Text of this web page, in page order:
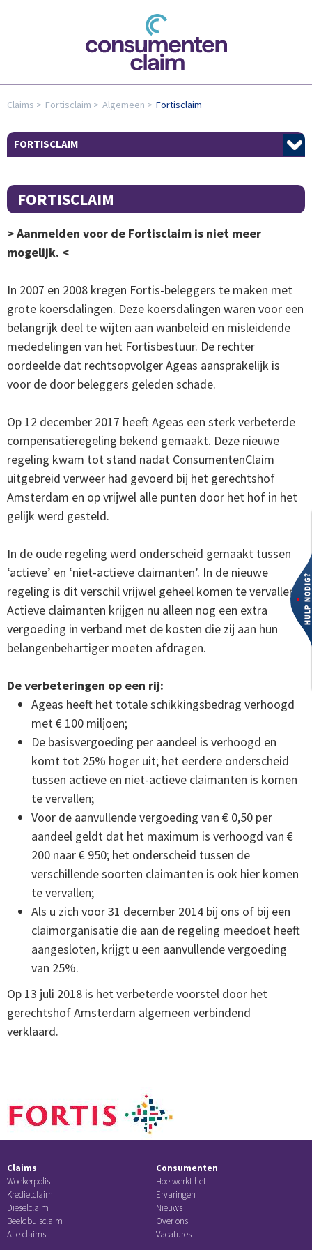
Claims Fortisclaim Algemeen Fortisclaim
FORTISCLAIM
FORTISCLAIM
​> Aanmelden voor de Fortisclaim is niet meer
mogelijk. <
In 2007 en 2008 kregen Fortis-beleggers te maken met
grote koersdalingen. Deze koersdalingen waren voor een
belangrijk deel te wijten aan wanbeleid en misleidende
mededelingen van het Fortisbestuur. De rechter
oordeelde dat rechtsopvolger Ageas aansprakelijk is
voor de door beleggers geleden schade.
Op 12 december 2017 heeft Ageas een sterk verbeterde
compensatieregeling bekend gemaakt. Deze nieuwe
regeling kwam tot stand nadat ConsumentenClaim
uitgebreid verweer had gevoerd bij het gerechtshof
Amsterdam en op vrijwel alle punten door het hof in het
gelijk werd gesteld.
In de oude regeling werd onderscheid gemaakt tussen
‘actieve’ en ‘niet-actieve claimanten’. In de nieuwe
regeling is dit verschil vrijwel geheel komen te vervallen.
Actieve claimanten krijgen nu alleen nog een extra
vergoeding in verband met de kosten die zij aan hun
belangenbehartiger moeten afdragen.
De verbeteringen op een rij:
Ageas heeft het totale schikkingsbedrag verhoogd
met € 100 miljoen;
De basisvergoeding per aandeel is verhoogd en
komt tot 25% hoger uit; het eerdere onderscheid
tussen actieve en niet-actieve claimanten is komen
te vervallen;
Voor de aanvullende vergoeding van € 0,50 per
aandeel geldt dat het maximum is verhoogd van €
200 naar € 950; het onderscheid tussen de
verschillende soorten claimanten is ook hier komen
te vervallen;
Als u zich voor 31 december 2014 bij ons of bij een
claimorganisatie die aan de regeling meedoet heeft
aangesloten, krijgt u een aanvullende vergoeding
van 25%.
Op 13 juli 2018 is het verbeterde voorstel door het
gerechtshof Amsterdam algemeen verbindend
verklaard.
Claims
Woekerpolis
Kredietclaim
Dieselclaim
Beeldbuisclaim
Alle claims
Consumenten
Hoe werkt het
Ervaringen
Nieuws
Over ons
Vacatures